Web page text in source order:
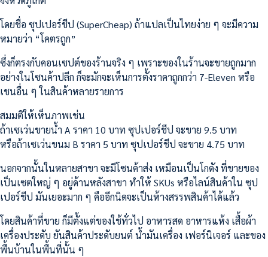
โดยชื่อ ซุปเปอร์ชีป (SuperCheap) ถ้าแปลเป็นไทยง่าย ๆ จะมีความ
หมายว่า “โคตรถูก”
ซึ่งก็ตรงกับคอนเซปต์ของร้านจริง ๆ เพราะของในร้านจะขายถูกมาก
อย่างในโซนค้าปลีก ก็จะมักจะเห็นการตั้งราคาถูกกว่า 7-Eleven หรือ
เชนอื่น ๆ ในสินค้าหลายรายการ
สมมติให้เห็นภาพเช่น
ถ้าเซเว่นขายน้ำ A ราคา 10 บาท ซุปเปอร์ชีป จะขาย 9.5 บาท
หรือถ้าเซเว่นขนม B ราคา 5 บาท ซุปเปอร์ชีป จะขาย 4.75 บาท
นอกจากนั้นในหลายสาขา จะมีโซนค้าส่ง เหมือนเป็นโกดัง ที่ขายของ
เป็นเซตใหญ่ ๆ อยู่ด้านหลังสาขา ทำให้ SKUs หรือไลน์สินค้าใน ซุป
เปอร์ชีป มันเยอะมาก ๆ คืออีกนิดจะเป็นห้างสรรพสินค้าได้แล้ว
โดยสินค้าที่ขาย ก็มีตั้งแต่ของใช้ทั่วไป อาหารสด อาหารแห้ง เสื้อผ้า
เครื่องประดับ ยันสินค้าประดับยนต์ น้ำมันเครื่อง เฟอร์นิเจอร์ และของ
พื้นบ้านในพื้นที่นั้น ๆ